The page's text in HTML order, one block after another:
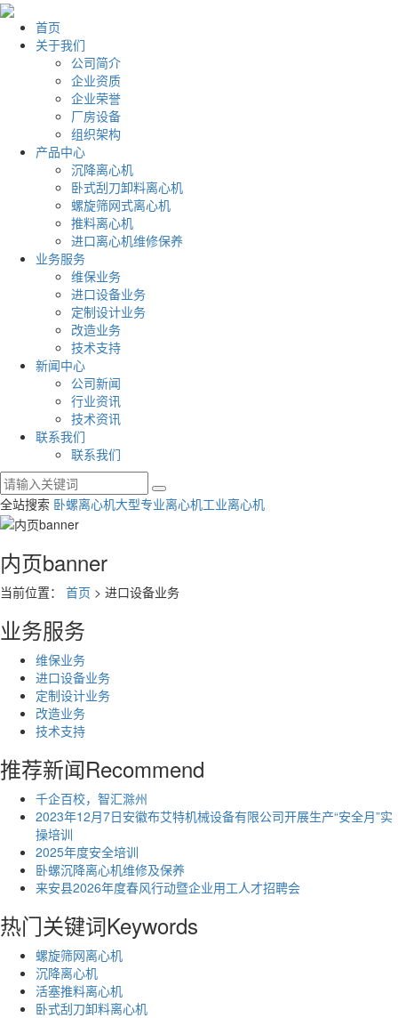
首页
关于我们
公司简介
企业资质
企业荣誉
厂房设备
组织架构
产品中心
沉降离心机
卧式刮刀卸料离心机
螺旋筛网式离心机
推料离心机
进口离心机维修保养
业务服务
维保业务
进口设备业务
定制设计业务
改造业务
技术支持
新闻中心
公司新闻
行业资讯
技术资讯
联系我们
联系我们
全站搜索 卧螺离心机大型专业离心机工业离心机
内页banner
当前位置： 首页 > 进口设备业务
业务服务
维保业务
进口设备业务
定制设计业务
改造业务
技术支持
推荐新闻Recommend
千企百校，智汇滁州
2023年12月7日安徽布艾特机械设备有限公司开展生产“安全月”实
操培训
2025年度安全培训
卧螺沉降离心机维修及保养
来安县2026年度春风行动暨企业用工人才招聘会
热门关键词Keywords
螺旋筛网离心机
沉降离心机
活塞推料离心机
卧式刮刀卸料离心机